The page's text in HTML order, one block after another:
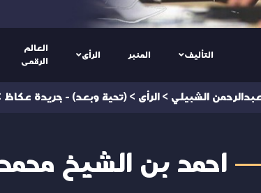
التأليف المنبر الرأى
العالم
الرقمى
الشبيلي > الرأى > (تحية وبعد) - جريدة عكاظ
احمد بن الشيخ محمد